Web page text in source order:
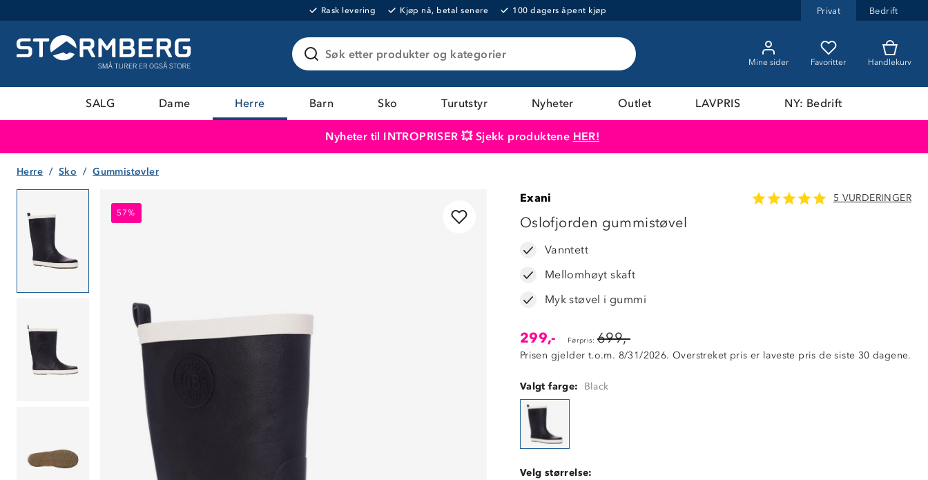
Rask levering Kjøp nå, betal senere 100 dagers åpent kjøp Privat Bedrift
Søk etter produkter og kategorier
Mine sider Favoritter Handlekurv
SALG Dame Herre Barn Sko Turutstyr Nyheter Outlet LAVPRIS NY: Bedrift
Nyheter til INTROPRISER 💥 Sjekk produktene HER!
Herre Sko Gummistøvler
57%
57%
Exani 5 VURDERINGER
Oslofjorden gummistøvel
Vanntett
Mellomhøyt skaft
Myk støvel i gummi
299,- Førpris: 699,-
Prisen gjelder t.o.m. 8/31/2026. Overstreket pris er laveste pris de siste 30 dagene.
Valgt farge: Black
Velg størrelse: